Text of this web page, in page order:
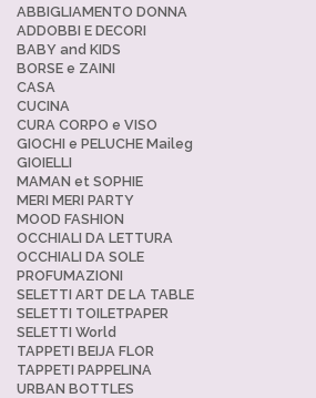
ABBIGLIAMENTO DONNA
ADDOBBI E DECORI
BABY and KIDS
BORSE e ZAINI
CASA
CUCINA
CURA CORPO e VISO
GIOCHI e PELUCHE Maileg
GIOIELLI
MAMAN et SOPHIE
MERI MERI PARTY
MOOD FASHION
OCCHIALI DA LETTURA
OCCHIALI DA SOLE
PROFUMAZIONI
SELETTI ART DE LA TABLE
SELETTI TOILETPAPER
SELETTI World
TAPPETI BEIJA FLOR
TAPPETI PAPPELINA
URBAN BOTTLES